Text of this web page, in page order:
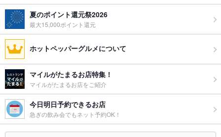
夏のポイント還元祭2026
最大15,000ポイント還元
ホットペッパーグルメについて
マイルがたまるお店特集！
マイルがたまるお店をご紹介
今日明日予約できるお店
急ぎの飲み会でもネット予約OK！